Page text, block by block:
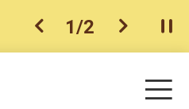
上一個
2/2 下一個開
目